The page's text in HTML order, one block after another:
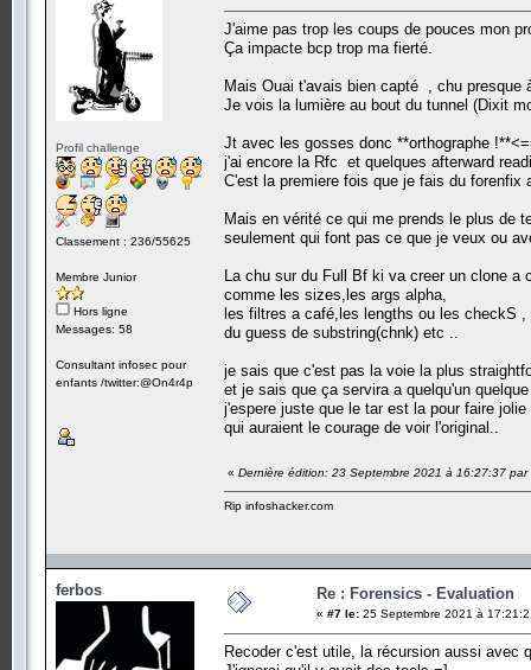
Profil challenge
Classement : 236/55625
Membre Junior
Hors ligne
Messages: 58
Consultant infosec pour
enfants /twitter:@On4r4p
J'aime pas trop les coups de pouces mon
Ça impacte bcp trop ma fierté.
Mais Ouai t'avais bien capté , chu presque
Je vois la lumière au bout du tunnel (Dixit
Jt avec les gosses donc **orthographe
j'ai encore la Rfc et quelques afterward
C'est la premiere fois que je fais du forenfix
Mais en vérité ce qui me prends le plus de
seulement qui font pas ce que je veux ou
La chu sur du Full Bf ki va creer un clone
comme les sizes,les args alpha,
les filtres a café,les lengths ou les checkS ,
du guess de substring(chnk) etc ..
je sais que c'est pas la voie la plus
et je sais que ça servira a quelqu'un
j'espere juste que le tar est la pour faire
qui auraient le courage de voir l'original..
« Dernière édition: 23 Septembre 2021 à 16:27:37 par
Rip infoshacker.com
ferbos Re : Forensics - Evaluation
« #7 le: 25 Septembre 2021 à
Recoder c'est utile, la récursion aussi avec